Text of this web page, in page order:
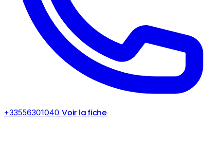
+33556301040 Voir la fiche